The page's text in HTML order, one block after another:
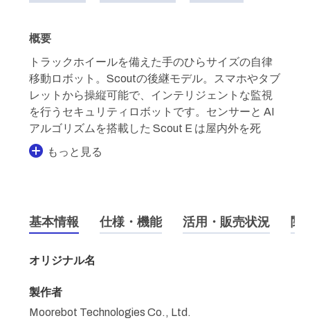
概要
トラックホイールを備えた手のひらサイズの自律
移動ロボット。Scoutの後継モデル。スマホやタブ
レットから操縦可能で、インテリジェントな監視
を行うセキュリティロボットです。センサーと AI
アルゴリズムを搭載した Scout E は屋内外を死
もっと見る
基本情報 仕様・機能 活用・販売状況 関
オリジナル名
製作者
Moorebot Technologies Co., Ltd.